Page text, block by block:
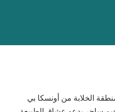
الخلابة من أونسكا بي